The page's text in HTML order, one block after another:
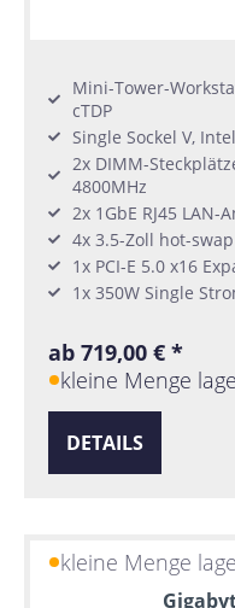
Mini-Tower-
cTDP
Single Sockel V,
2x DIMM-
4800MHz
2x 1GbE RJ45 LAN-
4x 3.5-Zoll hot-
1x PCI-E 5.0 x16
1x 350W Single
ab 719,00 € *
kleine Menge
DETAILS
kleine Menge